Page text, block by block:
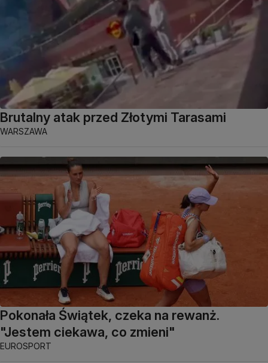
Brutalny atak przed Złotymi Tarasami
WARSZAWA
Pokonała Świątek, czeka na rewanż.
"Jestem ciekawa, co zmieni"
EUROSPORT